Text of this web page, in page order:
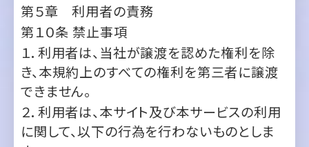
き、本規約上のすべての権利を第三者に譲渡
できません。
２．利用者は、本サイト及び本サービスの利用
に関して、以下の行為を行わないものとしま
す。
１）当社または本サイトに掲載されるすべて
のコンテンツの著作権を含む知的財産権、肖